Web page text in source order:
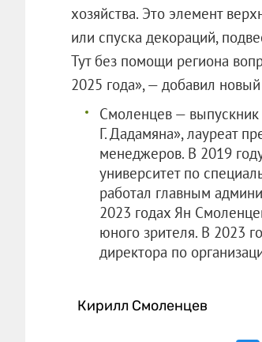
хозяйства. Это элемент
или спуска декораций,
Тут без помощи региона
2025 года», — добавил
Смоленцев —
Г. Дадамяна», лауреат
менеджеров. В 2019
университет по
работал главным
2023 годах Ян
юного зрителя. В 2023
директора по
Кирилл Смоленцев